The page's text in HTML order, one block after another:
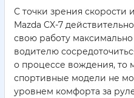
С точки зрения скорости
Mazda CX-7
свою работу максимально
водителю
о процессе вождения, то
спортивные модели не
уровнем комфорта за